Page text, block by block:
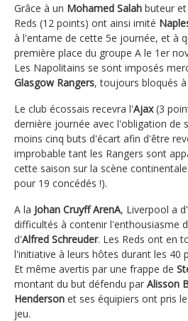
Grâce à un Mohamed Salah buteur
Reds (12 points) ont ainsi imité
à l'entame de cette 5e journée, et à
première place du groupe A le 1er
Les Napolitains se sont imposés
Glasgow Rangers, toujours bloqués
Le club écossais recevra l'Ajax(3
dernière journée avec l'obligation de
moins cinq buts d'écart afin d'être
improbable tant les Rangers sont
cette saison sur la scène
pour 19 concédés !).
A la Johan Cruyff ArenA, Liverpool a
difficultés à contenir l'enthousiasme
d'Alfred Schreuder. Les Reds ont en
l'initiative à leurs hôtes durant les 40
Et même avertis par une frappe de
montant du but défendu par Alisson
Henderson et ses équipiers ont pris
jeu.